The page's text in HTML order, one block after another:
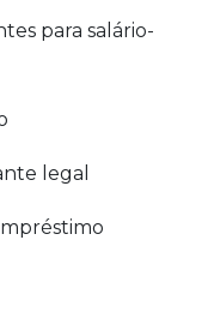
para salário-
legal